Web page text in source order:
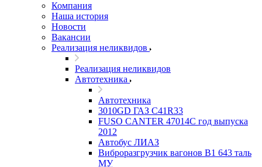
Компания
Наша история
Новости
Вакансии
Реализация неликвидов
Реализация неликвидов
Автотехника
Автотехника
3010GD ГАЗ С41R33
FUSO CANTER 47014C год выпуска
2012
Автобус ЛИАЗ
Виброразгрузчик вагонов В1 643 таль
МУ